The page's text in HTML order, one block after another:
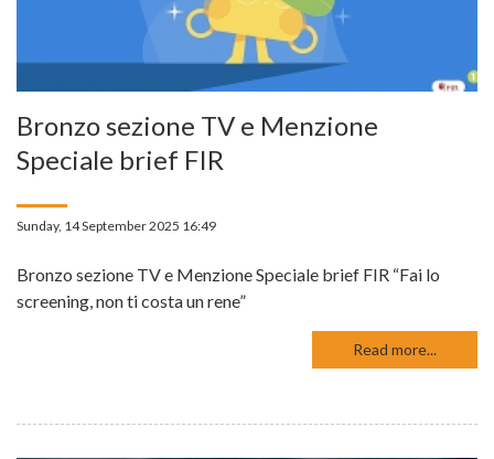
Bronzo sezione TV e Menzione
Speciale brief FIR
Sunday, 14 September 2025 16:49
Bronzo sezione TV e Menzione Speciale brief FIR “Fai lo
screening, non ti costa un rene”
Read more...